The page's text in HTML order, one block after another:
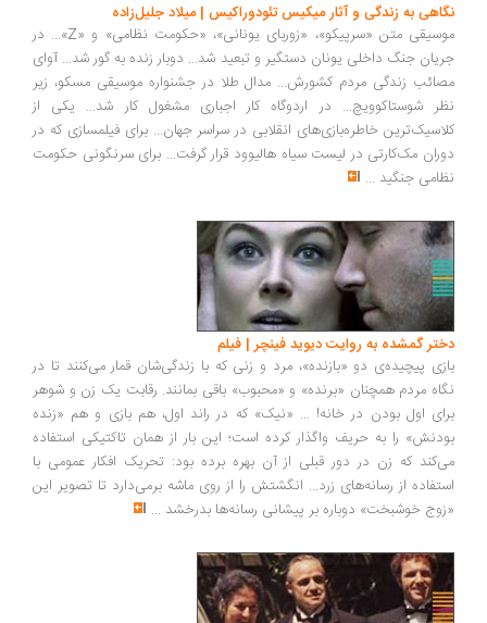
نگاهی به زندگی و آثار میکیس تئودوراکیس | میلاد جلیل‌زاده
موسیقی متن «سرپیکو»، «زوربای یونانی»، «حکومت نظامی» و «Z»... در
جریان جنگ داخلی یونان دستگیر و تبعید شد... دوبار زنده به گور شد... آوای
مصائب زندگی مردم کشورش... مدال طلا در جشنواره موسیقی مسکو، زیر
نظر شوستاکوویچ... در اردوگاه کار اجباری مشغول کار شد... یکی از
کلاسیک‌ترین خاطره‌بازی‌های انقلابی در سراسر جهان... برای فیلمسازی که در
دوران مک‌کارتی در لیست سیاه هالیوود قرار گرفت... برای سرنگونی حکومت
نظامی جنگید ...
دختر گمشده به روایت دیوید فینچر | فیلم
بازی پیچیده‌ی دو «بازنده»، مرد و زنی که با زندگی‌شان قمار می‌کنند تا در
نگاه مردم همچنان «برنده» و «محبوب» باقی بمانند. رقابت یک زن و شوهر
برای اول بودن در خانه! ... «نیک» که در راند اول، هم بازی و هم «زنده
بودنش» را به حریف واگذار کرده است؛ این بار از همان تاکتیکی استفاده
می‌کند که زن در دور قبلی از آن بهره برده بود: تحریک افکار عمومی با
استفاده از رسانه‌های زرد... انگشتش را از روی ماشه بر‌می‌دارد تا تصویر این
«زوج خوشبخت» دوباره بر پیشانی رسانه‌ها بدرخشد ...